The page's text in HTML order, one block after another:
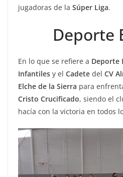
jugadoras de la Súper Liga.
Deporte
En lo que se refiere a Deporte
Infantiles y el Cadete del CV
Elche de la Sierra para
Cristo Crucificado, siendo el
hacía con la victoria en todos